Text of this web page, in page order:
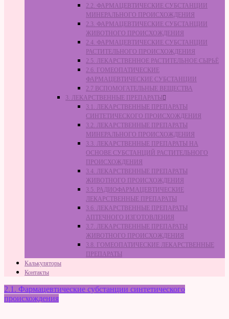
2.2. ФАРМАЦЕВТИЧЕСКИЕ СУБСТАНЦИИ
МИНЕРАЛЬНОГО ПРОИСХОЖДЕНИЯ
2.3. ФАРМАЦЕВТИЧЕСКИЕ СУБСТАНЦИИ
ЖИВОТНОГО ПРОИСХОЖДЕНИЯ
2.4. ФАРМАЦЕВТИЧЕСКИЕ СУБСТАНЦИИ
РАСТИТЕЛЬНОГО ПРОИСХОЖДЕНИЯ
2.5. ЛЕКАРСТВЕННОЕ РАСТИТЕЛЬНОЕ СЫРЬЁ
2.6. ГОМЕОПАТИЧЕСКИЕ
ФАРМАЦЕВТИЧЕСКИЕ СУБСТАНЦИИ
2.7 ВСПОМОГАТЕЛЬНЫЕ ВЕЩЕСТВА
3. ЛЕКАРСТВЕННЫЕ ПРЕПАРАТЫ
3.1. ЛЕКАРСТВЕННЫЕ ПРЕПАРАТЫ
СИНТЕТИЧЕСКОГО ПРОИСХОЖДЕНИЯ
3.2. ЛЕКАРСТВЕННЫЕ ПРЕПАРАТЫ
МИНЕРАЛЬНОГО ПРОИСХОЖДЕНИЯ
3.3. ЛЕКАРСТВЕННЫЕ ПРЕПАРАТЫ НА
ОСНОВЕ СУБСТАНЦИЙ РАСТИТЕЛЬНОГО
ПРОИСХОЖДЕНИЯ
3.4. ЛЕКАРСТВЕННЫЕ ПРЕПАРАТЫ
ЖИВОТНОГО ПРОИСХОЖДЕНИЯ
3.5. РАДИОФАРМАЦЕВТИЧЕСКИЕ
ЛЕКАРСТВЕННЫЕ ПРЕПАРАТЫ
3.6. ЛЕКАРСТВЕННЫЕ ПРЕПАРАТЫ
АПТЕЧНОГО ИЗГОТОВЛЕНИЯ
3.7. ЛЕКАРСТВЕННЫЕ ПРЕПАРАТЫ
ЖИВОТНОГО ПРОИСХОЖДЕНИЯ
3.8. ГОМЕОПАТИЧЕСКИЕ ЛЕКАРСТВЕННЫЕ
ПРЕПАРАТЫ
Калькуляторы
Контакты
2.1. Фармацевтические субстанции синтетического
происхождения